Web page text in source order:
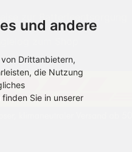
zur Batterieentsorgung
und andere
Drittanbietern,
die Nutzung
Sie in unserer